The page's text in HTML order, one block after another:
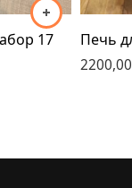
17
2200,00